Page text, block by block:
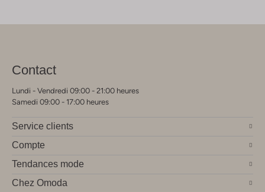
Contact
Lundi - Vendredi 09:00 - 21:00 heures
Samedi 09:00 - 17:00 heures
Service clients
Compte
Tendances mode
Chez Omoda